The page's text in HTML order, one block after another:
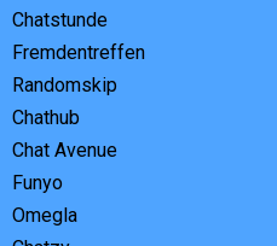
Chatstunde
Fremdentreffen
Randomskip
Chathub
Chat Avenue
Funyo
Omegla